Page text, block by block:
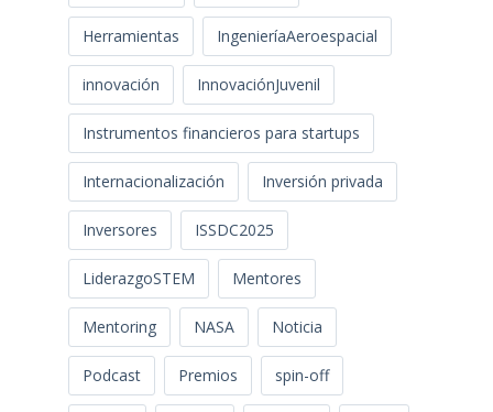
Herramientas IngenieríaAeroespacial
innovación InnovaciónJuvenil
Instrumentos financieros para startups
Internacionalización Inversión privada
Inversores ISSDC2025
LiderazgoSTEM Mentores
Mentoring NASA Noticia
Podcast Premios spin-off